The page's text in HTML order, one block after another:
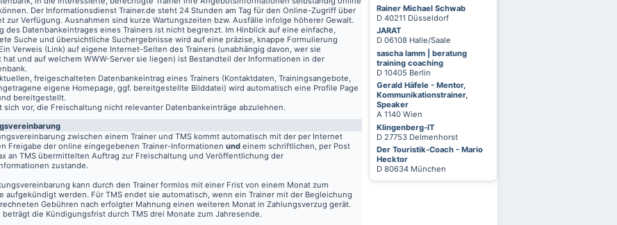
Rainer Michael Schwab
D 40211 Düsseldorf
JARAT
D 06108 Halle/Saale
sascha lamm | beratung
training coaching
D 10405 Berlin
Gerald Häfele - Mentor,
Kommunikationstrainer,
Speaker
A 1140 Wien
Klingenberg-IT
D 27753 Delmenhorst
Der Touristik-Coach - Mario
Hecktor
D 80634 München
Der Informationsdienst Trainer.de steht 24 Stunden am Tag für den Online-Zugriff über
zur Verfügung. Ausnahmen sind kurze Wartungszeiten bzw. Ausfälle infolge höherer Gewalt.
des Datenbankeintrages eines Trainers ist nicht begrenzt. Im Hinblick auf eine einfache,
Suche und übersichtliche Suchergebnisse wird auf eine präzise, knappe Formulierung
Verweis (Link) auf eigene Internet-Seiten des Trainers (unabhängig davon, wer sie
und auf welchem WWW-Server sie liegen) ist Bestandteil der Informationen in der
freigeschalteten Datenbankeintrag eines Trainers (Kontaktdaten, Trainingsangebote,
eigene Homepage, ggf. bereitgestellte Bilddatei) wird automatisch eine Profile Page
bereitgestellt.
sich vor, die Freischaltung nicht relevanter Datenbankeinträge abzulehnen.
zwischen einem Trainer und TMS kommt automatisch mit der per Internet
Freigabe der online eingegebenen Trainer-Informationen und einem schriftlichen, per Post
an TMS übermittelten Auftrag zur Freischaltung und Veröffentlichung der
zustande.
kann durch den Trainer formlos mit einer Frist von einem Monat zum
aufgekündigt werden. Für TMS endet sie automatisch, wenn ein Trainer mit der Begleichung
Gebühren nach erfolgter Mahnung einen weiteren Monat in Zahlungsverzug gerät.
die Kündigungsfrist durch TMS drei Monate zum Jahresende.